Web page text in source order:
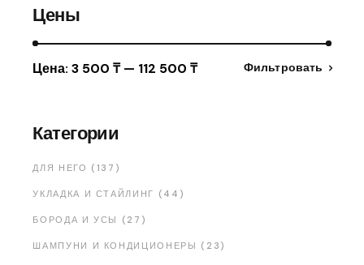
Цены
Фильтровать
Цена:3 500 ₸— 112 500 ₸
Категории
ДЛЯ НЕГО (137)
УКЛАДКА И СТАЙЛИНГ (44)
БОРОДА И УСЫ (27)
ШАМПУНИ И КОНДИЦИОНЕРЫ (23)